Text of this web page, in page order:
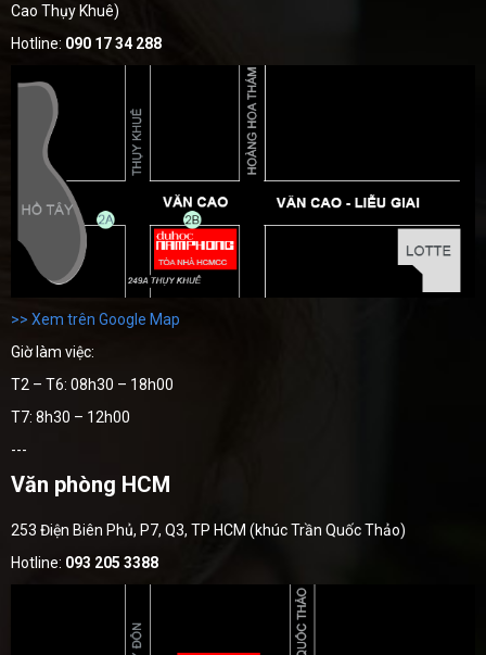
Cao Thụy Khuê)
Hotline: 090 17 34 288
>> Xem trên Google Map
Giờ làm việc:
T2 – T6: 08h30 – 18h00
T7: 8h30 – 12h00
---
Văn phòng HCM
253 Điện Biên Phủ, P7, Q3, TP HCM (khúc Trần Quốc Thảo)
Hotline: 093 205 3388